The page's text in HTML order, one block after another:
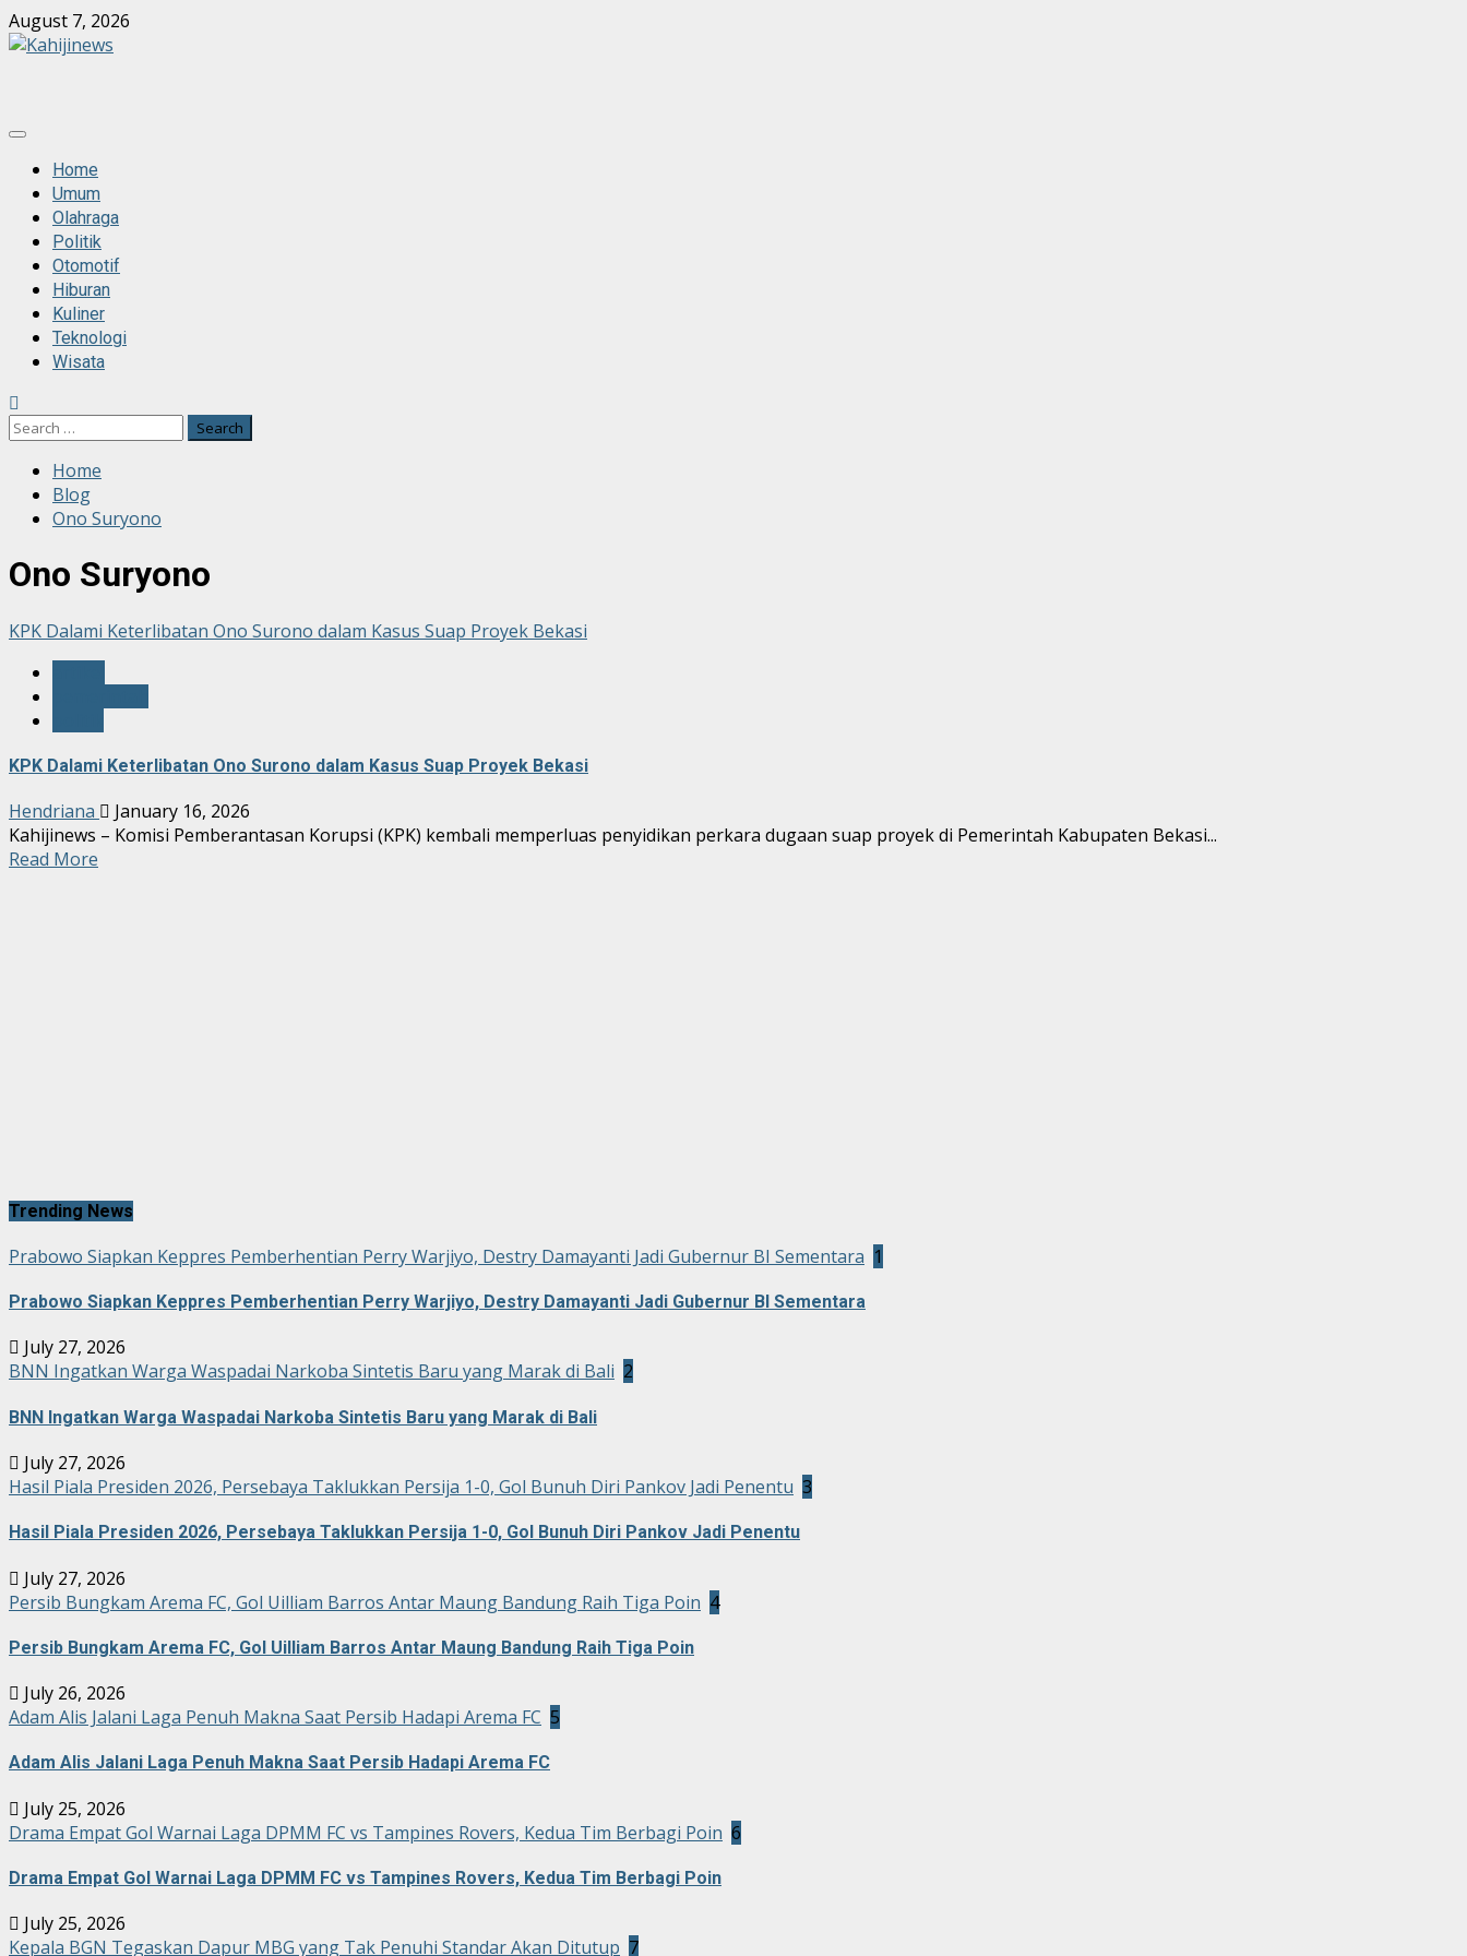
Skip
to
August 7, 2026
Primary
MenuHome
Umum
Olahraga
Politik
Otomotif
Hiburan
Kuliner
Teknologi
Wisata
Search
Home
Blog
Ono Suryono
Ono Suryono
KPK Dalami Keterlibatan Ono Surono dalam Kasus Suap Proyek Bekasi
KPK Dalami Keterlibatan Ono Surono dalam Kasus Suap Proyek Bekasi
Hendriana
January 16, 2026
Kahijinews – Komisi Pemberantasan Korupsi (KPK) kembali memperluas penyidikan perkara dugaan suap proyek di Pemerintah Kabupaten Bekasi...
Read More
Trending News
Prabowo Siapkan Keppres Pemberhentian Perry Warjiyo, Destry Damayanti Jadi Gubernur BI Sementara 1
Prabowo Siapkan Keppres Pemberhentian Perry Warjiyo, Destry Damayanti Jadi Gubernur BI Sementara
July 27, 2026
BNN Ingatkan Warga Waspadai Narkoba Sintetis Baru yang Marak di Bali 2
BNN Ingatkan Warga Waspadai Narkoba Sintetis Baru yang Marak di Bali
July 27, 2026
Hasil Piala Presiden 2026, Persebaya Taklukkan Persija 1-0, Gol Bunuh Diri Pankov Jadi Penentu 3
Hasil Piala Presiden 2026, Persebaya Taklukkan Persija 1-0, Gol Bunuh Diri Pankov Jadi Penentu
July 27, 2026
Persib Bungkam Arema FC, Gol Uilliam Barros Antar Maung Bandung Raih Tiga Poin 4
Persib Bungkam Arema FC, Gol Uilliam Barros Antar Maung Bandung Raih Tiga Poin
July 26, 2026
Adam Alis Jalani Laga Penuh Makna Saat Persib Hadapi Arema FC 5
Adam Alis Jalani Laga Penuh Makna Saat Persib Hadapi Arema FC
July 25, 2026
Drama Empat Gol Warnai Laga DPMM FC vs Tampines Rovers, Kedua Tim Berbagi Poin 6
Drama Empat Gol Warnai Laga DPMM FC vs Tampines Rovers, Kedua Tim Berbagi Poin
July 25, 2026
Kepala BGN Tegaskan Dapur MBG yang Tak Penuhi Standar Akan Ditutup 7